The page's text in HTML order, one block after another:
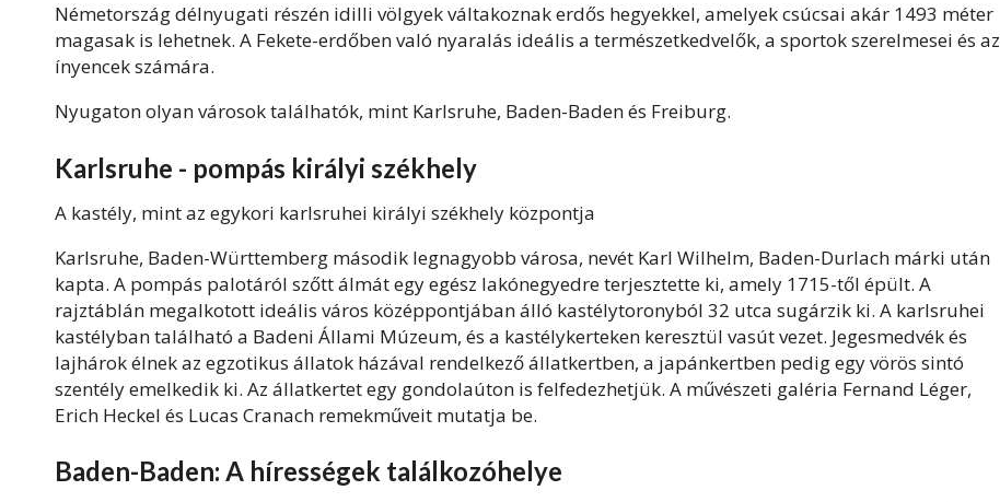
Németország délnyugati részén idilli völgyek váltakoznak erdős hegyekkel, amelyek csúcsai akár 1493 méter
magasak is lehetnek. A Fekete-erdőben való nyaralás ideális a természetkedvelők, a sportok szerelmesei és az
ínyencek számára.
Nyugaton olyan városok találhatók, mint Karlsruhe, Baden-Baden és Freiburg.
Karlsruhe - pompás királyi székhely
A kastély, mint az egykori karlsruhei királyi székhely központja
Karlsruhe, Baden-Württemberg második legnagyobb városa, nevét Karl Wilhelm, Baden-Durlach márki után
kapta. A pompás palotáról szőtt álmát egy egész lakónegyedre terjesztette ki, amely 1715-től épült. A
rajztáblán megalkotott ideális város középpontjában álló kastélytoronyból 32 utca sugárzik ki. A karlsruhei
kastélyban található a Badeni Állami Múzeum, és a kastélykerteken keresztül vasút vezet. Jegesmedvék és
lajhárok élnek az egzotikus állatok házával rendelkező állatkertben, a japánkertben pedig egy vörös sintó
szentély emelkedik ki. Az állatkertet egy gondolaúton is felfedezhetjük. A művészeti galéria Fernand Léger,
Erich Heckel és Lucas Cranach remekműveit mutatja be.
Baden-Baden: A hírességek találkozóhelye